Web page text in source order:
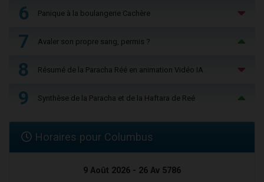
6 Panique à la boulangerie Cachère
7 Avaler son propre sang, permis ?
8 Résumé de la Paracha Réé en animation Vidéo IA
9 Synthèse de la Paracha et de la Haftara de Reé
Horaires pour Columbus
9 Août 2026 - 26 Av 5786